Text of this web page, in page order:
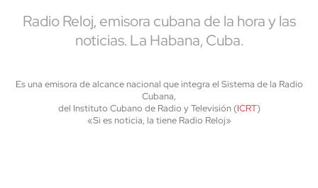
Radio Reloj, emisora cubana de la hora y las
noticias. La Habana, Cuba.
Es una emisora de alcance nacional que integra el Sistema de la Radio
Cubana,
del Instituto Cubano de Radio y Televisión (ICRT)
«Si es noticia, la tiene Radio Reloj»